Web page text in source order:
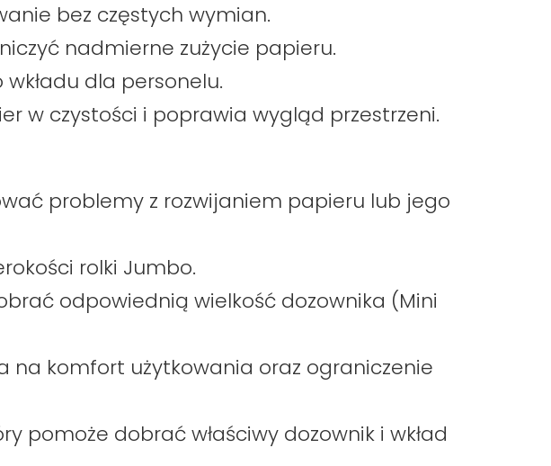
bez częstych wymian.
nadmierne zużycie papieru.
dla personelu.
w czystości i poprawia wygląd przestrzeni.
problemy z rozwijaniem papieru lub jego
rolki Jumbo.
odpowiednią wielkość dozownika (Mini
na komfort użytkowania oraz ograniczenie
pomoże dobrać właściwy dozownik i wkład